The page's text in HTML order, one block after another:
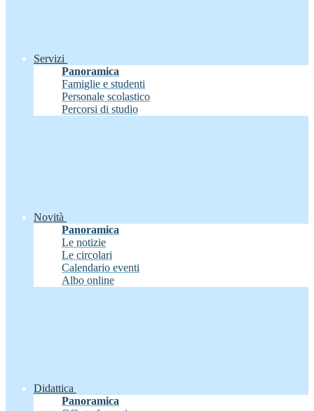
Servizi
Panoramica
Famiglie e studenti
Personale scolastico
Percorsi di studio
Novità
Panoramica
Le notizie
Le circolari
Calendario eventi
Albo online
Didattica
Panoramica